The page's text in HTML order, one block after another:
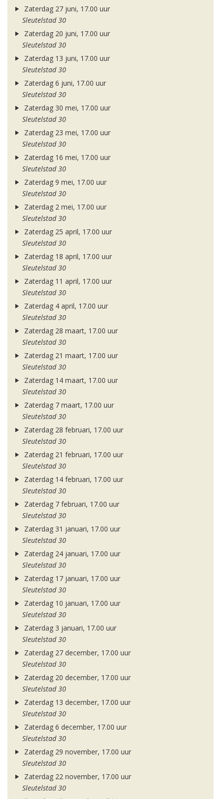
Zaterdag 27 juni, 17.00 uur
Sleutelstad 30
Zaterdag 20 juni, 17.00 uur
Sleutelstad 30
Zaterdag 13 juni, 17.00 uur
Sleutelstad 30
Zaterdag 6 juni, 17.00 uur
Sleutelstad 30
Zaterdag 30 mei, 17.00 uur
Sleutelstad 30
Zaterdag 23 mei, 17.00 uur
Sleutelstad 30
Zaterdag 16 mei, 17.00 uur
Sleutelstad 30
Zaterdag 9 mei, 17.00 uur
Sleutelstad 30
Zaterdag 2 mei, 17.00 uur
Sleutelstad 30
Zaterdag 25 april, 17.00 uur
Sleutelstad 30
Zaterdag 18 april, 17.00 uur
Sleutelstad 30
Zaterdag 11 april, 17.00 uur
Sleutelstad 30
Zaterdag 4 april, 17.00 uur
Sleutelstad 30
Zaterdag 28 maart, 17.00 uur
Sleutelstad 30
Zaterdag 21 maart, 17.00 uur
Sleutelstad 30
Zaterdag 14 maart, 17.00 uur
Sleutelstad 30
Zaterdag 7 maart, 17.00 uur
Sleutelstad 30
Zaterdag 28 februari, 17.00 uur
Sleutelstad 30
Zaterdag 21 februari, 17.00 uur
Sleutelstad 30
Zaterdag 14 februari, 17.00 uur
Sleutelstad 30
Zaterdag 7 februari, 17.00 uur
Sleutelstad 30
Zaterdag 31 januari, 17.00 uur
Sleutelstad 30
Zaterdag 24 januari, 17.00 uur
Sleutelstad 30
Zaterdag 17 januari, 17.00 uur
Sleutelstad 30
Zaterdag 10 januari, 17.00 uur
Sleutelstad 30
Zaterdag 3 januari, 17.00 uur
Sleutelstad 30
Zaterdag 27 december, 17.00 uur
Sleutelstad 30
Zaterdag 20 december, 17.00 uur
Sleutelstad 30
Zaterdag 13 december, 17.00 uur
Sleutelstad 30
Zaterdag 6 december, 17.00 uur
Sleutelstad 30
Zaterdag 29 november, 17.00 uur
Sleutelstad 30
Zaterdag 22 november, 17.00 uur
Sleutelstad 30